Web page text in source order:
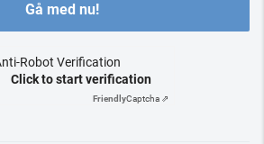
Gå med nu!
Robot Verification
Click to start verification
FriendlyCaptcha ⇗